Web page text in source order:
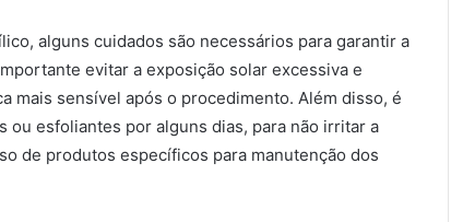
alguns cuidados são necessários para garantir a
evitar a exposição solar excessiva e
mais sensível após o procedimento. Além disso, é
esfoliantes por alguns dias, para não irritar a
de produtos específicos para manutenção dos